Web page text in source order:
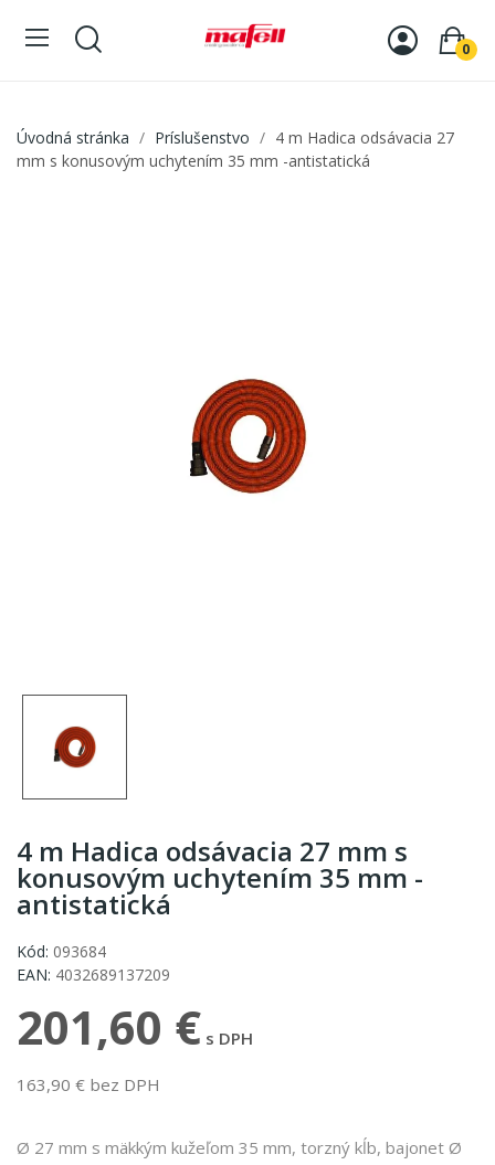
0
Úvodná stránka Príslušenstvo
4 m Hadica odsávacia 27
mm s konusovým uchytením 35 mm -antistatická
4 m Hadica odsávacia 27 mm s
konusovým uchytením 35 mm -
antistatická
Kód: 093684
EAN: 4032689137209
201,60 € s DPH
163,90 € bez DPH
Ø 27 mm s mäkkým kužeľom 35 mm, torzný kĺb, bajonet Ø